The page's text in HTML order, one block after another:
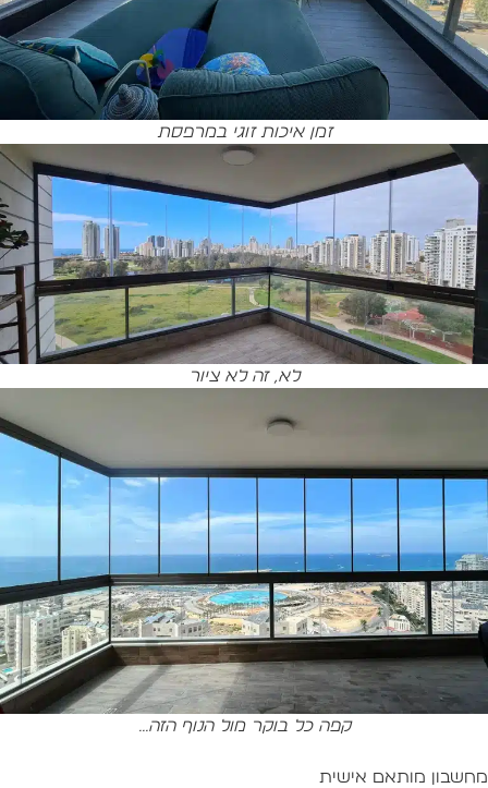
זמן איכות זוגי במרפסת
לא, זה לא ציור
קפה כל בוקר מול הנוף הזה...
מותאם אישית